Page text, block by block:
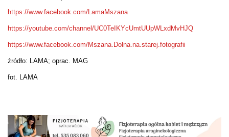
https://www.facebook.com/LamaMszana
https://youtube.com/channel/UC0TeIKYcUmtUUpWLxdMvHJQ
https://www.facebook.com/Mszana.Dolna.na.starej.fotografii
źródło: LAMA; oprac. MAG
fot. LAMA